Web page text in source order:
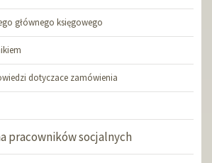
głównego księgowego
dotyczace zamówienia
pracowników socjalnych